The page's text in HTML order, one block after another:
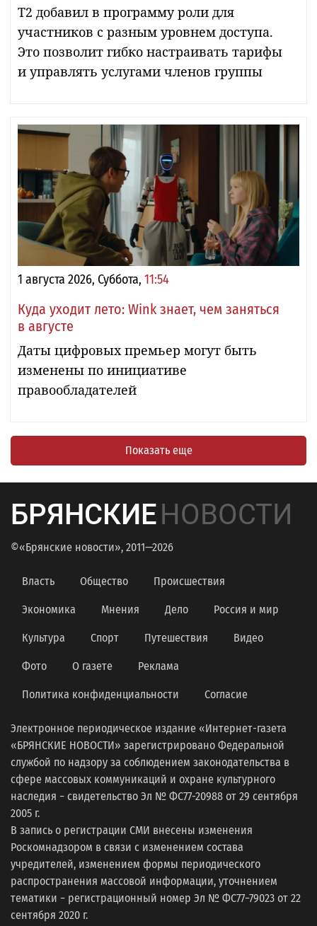
Т2 добавил в программу роли для
участников с разным уровнем доступа.
Это позволит гибко настраивать тарифы
и управлять услугами членов группы
1 августа 2026, Суббота, 11:54
Куда уходит лето: Wink знает, чем заняться
в августе
Даты цифровых премьер могут быть
изменены по инициативе
правообладателей
Показать еще
БРЯНСКИЕНОВОСТИ
©«Брянские новости», 2011—2026
Власть Общество Происшествия
Экономика Мнения Дело Россия и мир
Культура Спорт Путешествия Видео
Фото О газете Реклама
Политика конфиденциальности Согласие
Электронное периодическое издание «Интернет-газета
«БРЯНСКИЕ НОВОСТИ» зарегистрировано Федеральной
службой по надзору за соблюдением законодательства в
сфере массовых коммуникаций и охране культурного
наследия − свидетельство Эл № ФС77-20988 от 29 сентября
2005 г.
В запись о регистрации СМИ внесены изменения
Роскомнадзором в связи с изменением состава
учредителей, изменением формы периодического
распространения массовой информации, уточнением
тематики − регистрационный номер Эл № ФС77−79023 от 22
сентября 2020 г.